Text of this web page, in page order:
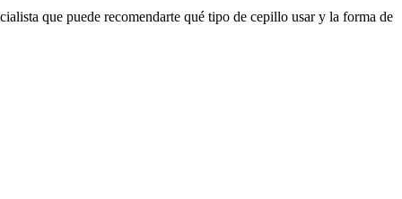
que puede recomendarte qué tipo de cepillo usar y la forma de